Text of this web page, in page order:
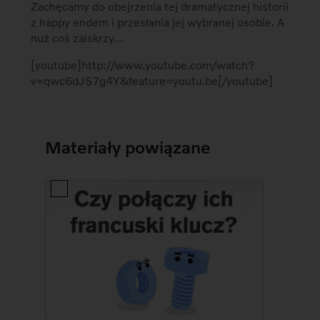
Zachęcamy do obejrzenia tej dramatycznej historii
z happy endem i przesłania jej wybranej osobie. A
nuż coś zaiskrzy…
[youtube]http://www.youtube.com/watch?
v=qwc6dJS7g4Y&feature=youtu.be[/youtube]
Materiały powiązane